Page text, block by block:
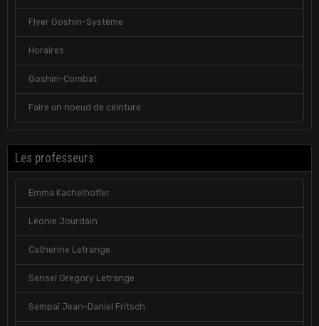
Flyer Goshin-Système
Horaires
Goshin-Combat
Faire un noeud de ceinture
Les professeurs
Emma Kachelhoffer
Léonie Jourdain
Catherine Letrange
Senseï Gregory Letrange
Sempaï Jean-Daniel Fritsch